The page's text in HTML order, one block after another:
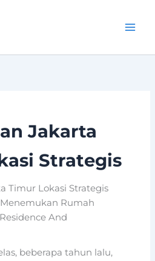
Jakarta
Strategis
Timur Lokasi Strategis
Rumah
And
beberapa tahun lalu,